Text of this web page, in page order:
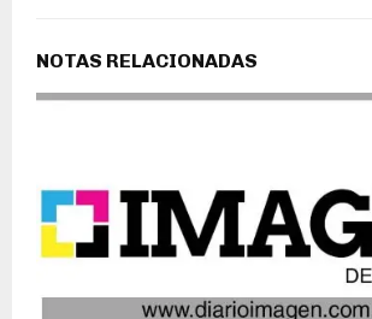
NOTAS RELACIONADAS